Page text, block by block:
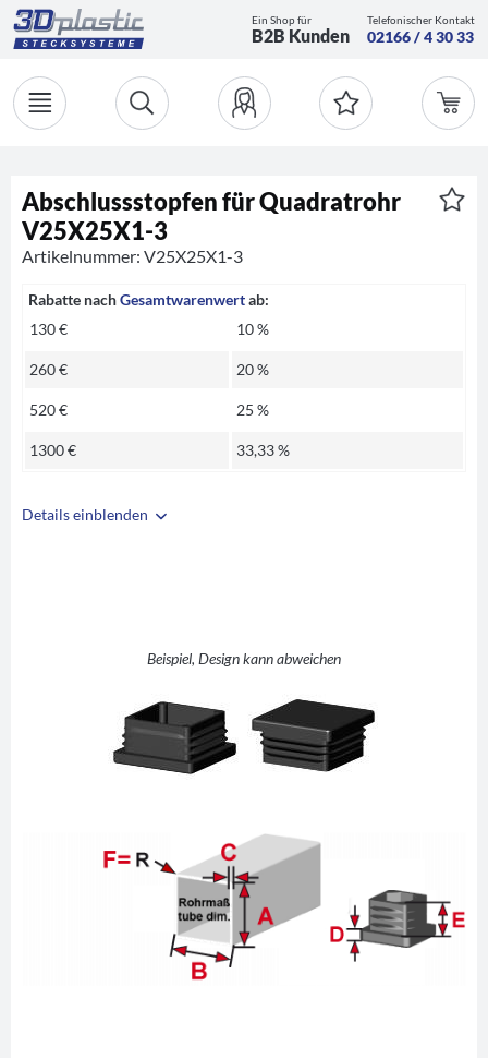
Ein Shop für
B2B Kunden
Telefonischer Kontakt
02166 / 4 30 33
Details einblenden
Beispiel, Design kann abweichen
Abschlussstopfen für Quadratrohr
V25X25X1-3
Artikelnummer: V25X25X1-3
Rabatte nachGesamtwarenwertab:
130 €
10 %
260 € 20 %
520 € 25 %
1300 € 33,33 %